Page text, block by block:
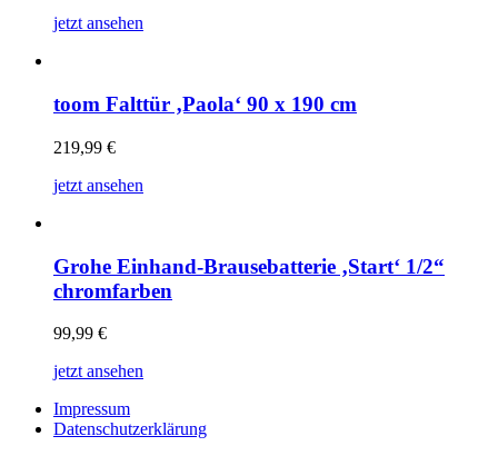
jetzt ansehen
toom Falttür ‚Paola‘ 90 x 190 cm
219,99 €
jetzt ansehen
Grohe Einhand-Brausebatterie ‚Start‘ 1/2“
chromfarben
99,99 €
jetzt ansehen
Impressum
Datenschutzerklärung